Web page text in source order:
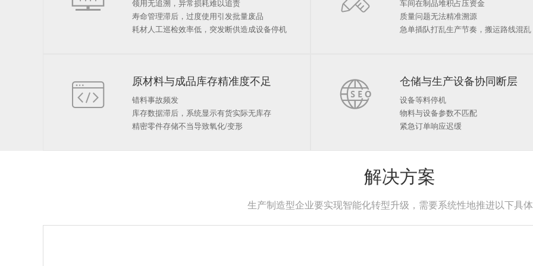
领用无追溯，异常损耗难以追责
寿命管理滞后，过度使用引发批量废品
耗材人工巡检效率低，突发断供造成设备停机
车间在制品堆积占压资金
质量问题无法精准溯源
急单插队打乱生产节奏，搬运路线混乱

原材料与成品库存精准度不足
错料事故频发
库存数据滞后，系统显示有货实际无库存
精密零件存储不当导致氧化/变形
 仓储与生产设备协同断层
设备等料停机
物料与设备参数不匹配
紧急订单响应迟缓
解决方案
生产制造型企业要实现智能化转型升级，需要系统性地推进以下具